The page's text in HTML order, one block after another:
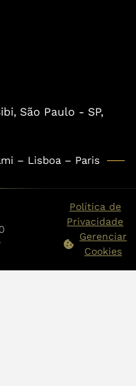
São Paulo - SP,
– Lisboa – Paris
Política de
Privacidade
Gerenciar
Cookies